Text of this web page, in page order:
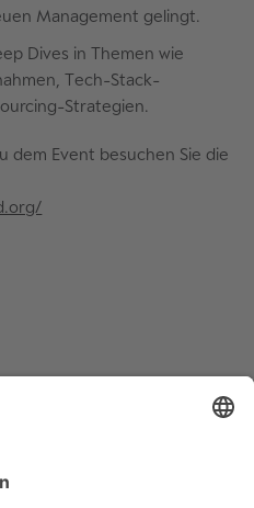
Management gelingt.
Dives in Themen wie
Tech-Stack-
Strategien.
dem Event besuchen Sie die